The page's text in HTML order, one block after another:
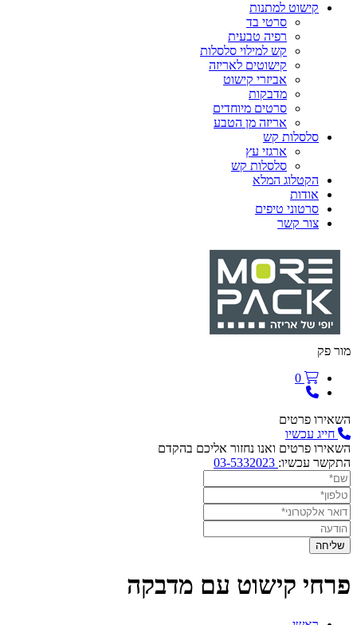
קישוט למתנות
סרטי בד
רפיה טבעית
קש למילוי סלסלות
קישוטים לאריזה
אביזרי קישוט
מדבקות
סרטים מיוחדים
אריזה מן הטבע
סלסלות קש
ארגזי עץ
סלסלות קש
הקטלוג המלא
אודות
סרטוני טיפים
צור קשר
מור פק
0
השאירו פרטים
חייג עכשיו
השאירו פרטים ואנו נחזור אליכם בהקדם
התקשר עכשיו:
פרחי קישוט עם מדבקה